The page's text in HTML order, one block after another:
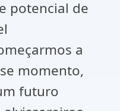
potencial de
a
momento,
futuro